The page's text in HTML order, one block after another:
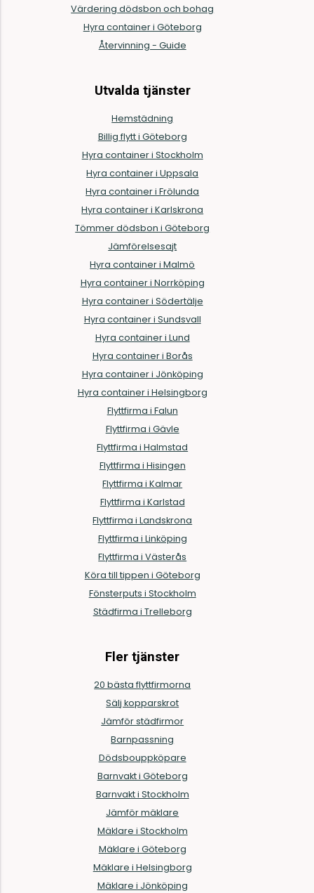
Värdering dödsbon och bohag
Hyra container i Göteborg
Återvinning - Guide
Utvalda tjänster
Hemstädning
Billig flytt i Göteborg
Hyra container i Stockholm
Hyra container i Uppsala
Hyra container i Frölunda
Hyra container i Karlskrona
Tömmer dödsbon i Göteborg
Jämförelsesajt
Hyra container i Malmö
Hyra container i Norrköping
Hyra container i Södertälje
Hyra container i Sundsvall
Hyra container i Lund
Hyra container i Borås
Hyra container i Jönköping
Hyra container i Helsingborg
Flyttfirma i Falun
Flyttfirma i Gävle
Flyttfirma i Halmstad
Flyttfirma i Hisingen
Flyttfirma i Kalmar
Flyttfirma i Karlstad
Flyttfirma i Landskrona
Flyttfirma i Linköping
Flyttfirma i Västerås
Köra till tippen i Göteborg
Fönsterputs i Stockholm
Städfirma i Trelleborg
Fler tjänster
20 bästa flyttfirmorna
Sälj kopparskrot
Jämför städfirmor
Barnpassning
Dödsbouppköpare
Barnvakt i Göteborg
Barnvakt i Stockholm
Jämför mäklare
Mäklare i Stockholm
Mäklare i Göteborg
Mäklare i Helsingborg
Mäklare i Jönköping